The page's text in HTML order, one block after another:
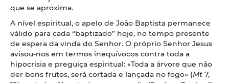
que se aproxima.
A nível espiritual, o apelo de João Baptista permanece
válido para cada “baptizado” hoje, no tempo presente
de espera da vinda do Senhor. O próprio Senhor Jesus
avisou-nos em termos inequívocos contra toda a
hipocrisia e preguiça espiritual: «Toda a árvore que não
der bons frutos, será cortada e lançada no fogo» (Mt 7,